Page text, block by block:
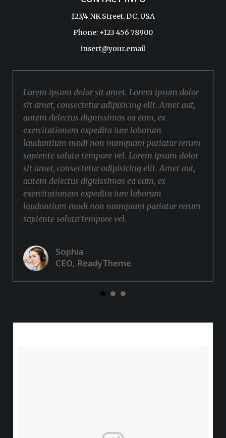
123/4 NK Street, DC, USA
Phone: +123 456 78900
insert@your.email
Lorem ipsum dolor sit amet. Lorem ipsum dolor
sit amet, consectetur adipisicing elit. Amet aut,
autem delectus dignissimos ea eum, ex
exercitationem expedita iure laborum
laudantium modi non numquam pariatur rerum
sapiente soluta tempore vel. Lorem ipsum dolor
sit amet, consectetur adipisicing elit. Amet aut,
autem delectus dignissimos ea eum, ex
exercitationem expedita iure laborum
laudantium modi non numquam pariatur rerum
sapiente soluta tempore vel.
Sophia
CEO, ReadyTheme